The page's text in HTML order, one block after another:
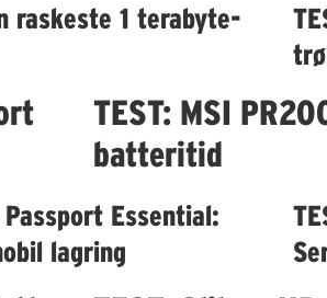
raskeste 1 terabyte-
TEST: MSI
batteritid
Passport Essential:
lagring